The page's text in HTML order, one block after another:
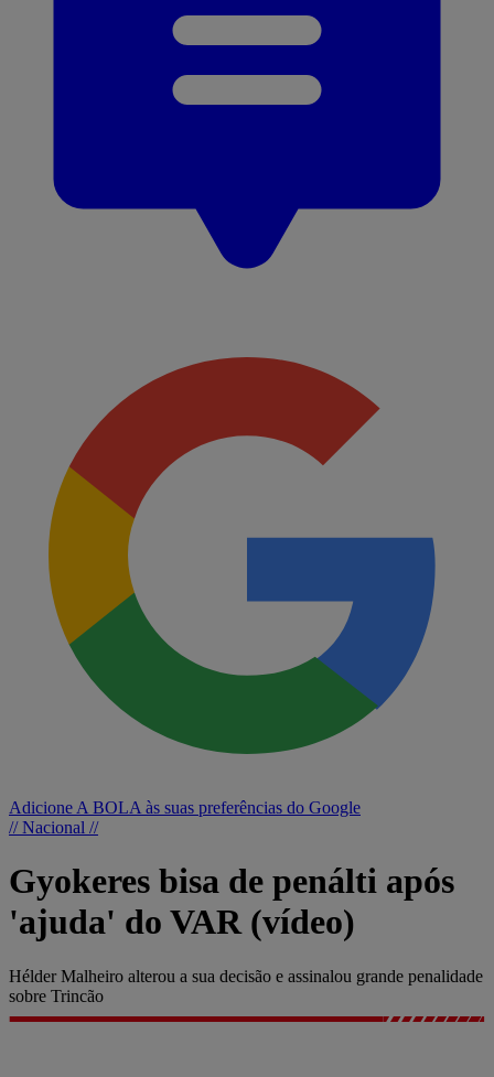
Adicione A BOLA às suas preferências do Google
// Nacional //
Gyokeres bisa de penálti após
'ajuda' do VAR (vídeo)
Hélder Malheiro alterou a sua decisão e assinalou grande penalidade
sobre Trincão